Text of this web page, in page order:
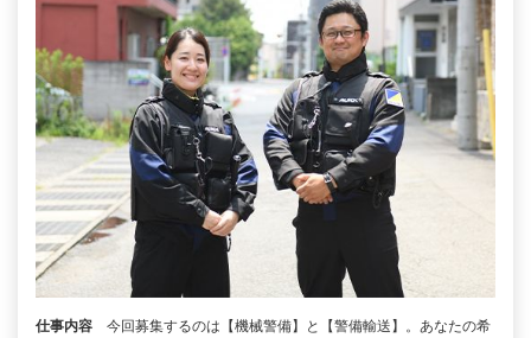
仕事内容
今回募集するのは【機械警備】と【警備輸送】。あなたの希